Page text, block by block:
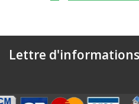
Lettre d'informations